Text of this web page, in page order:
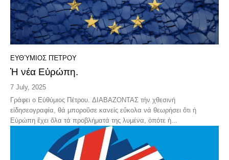
ΕΥΘΎΜΙΟΣ ΠΈΤΡΟΥ
Ἡ νέα Εὐρώπη.
7 July, 2025
Γράφει ο Εὑθύμιος Πέτρου. ΔΙΑΒΑΖΟΝΤΑΣ τήν χθεσινή
εἰδησεογραφία, θά μποροῦσε κανείς εὔκολα νά θεωρήσει ὅτι ἡ
Εὐρώπη ἔχει ὅλα τά προβλήματά της λυμένα, ὁπότε ἡ...